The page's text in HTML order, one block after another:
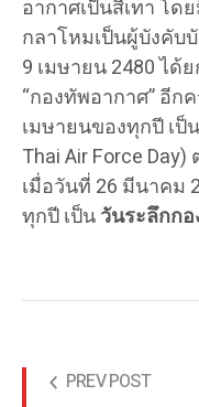
อากาศเป็นสีเทา โด
กลาโหมเป็นผู้บังคับ
9 เมษายน 2480 ได้
“กองทัพอากาศ” อีก
เมษายนของทุกปี เป็
Thai Air Force
เมื่อวันที่ 26 มีนาคม
ทุกปี เป็นวันระลึกก
PREV POST